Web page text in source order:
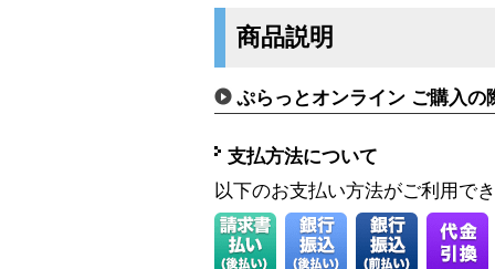
商品説明
ぷらっとオンライン ご購入の
支払方法について
以下のお支払い方法がご利用で